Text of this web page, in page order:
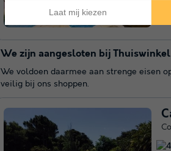
We zijn aangesloten bij
We voldoen daarmee aan strenge eisen
veilig bij ons shoppen.